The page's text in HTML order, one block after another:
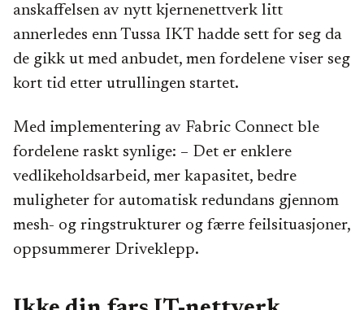
anskaffelsen av nytt kjernenettverk litt
annerledes enn Tussa IKT hadde sett for seg da
de gikk ut med anbudet, men fordelene viser seg
kort tid etter utrullingen startet.
Med implementering av Fabric Connect ble
fordelene raskt synlige: – Det er enklere
vedlikeholdsarbeid, mer kapasitet, bedre
muligheter for automatisk redundans gjennom
mesh- og ringstrukturer og færre feilsituasjoner,
oppsummerer Driveklepp.